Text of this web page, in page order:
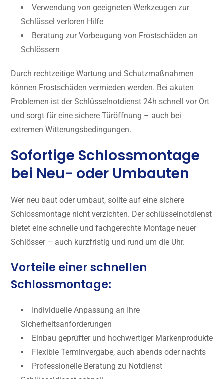
Verwendung von geeigneten Werkzeugen zur
Schlüssel verloren Hilfe
Beratung zur Vorbeugung von Frostschäden an
Schlössern
Durch rechtzeitige Wartung und Schutzmaßnahmen
können Frostschäden vermieden werden. Bei akuten
Problemen ist der Schlüsselnotdienst 24h schnell vor Ort
und sorgt für eine sichere Türöffnung – auch bei
extremen Witterungsbedingungen.
Sofortige Schlossmontage
bei Neu- oder Umbauten
Wer neu baut oder umbaut, sollte auf eine sichere
Schlossmontage nicht verzichten. Der schlüsselnotdienst
bietet eine schnelle und fachgerechte Montage neuer
Schlösser – auch kurzfristig und rund um die Uhr.
Vorteile einer schnellen
Schlossmontage:
Individuelle Anpassung an Ihre
Sicherheitsanforderungen
Einbau geprüfter und hochwertiger Markenprodukte
Flexible Terminvergabe, auch abends oder nachts
Professionelle Beratung zu Notdienst